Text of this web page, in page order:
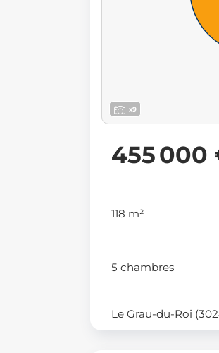
x9
455 000
118 m²
5 chambres
Le Grau-du-Roi